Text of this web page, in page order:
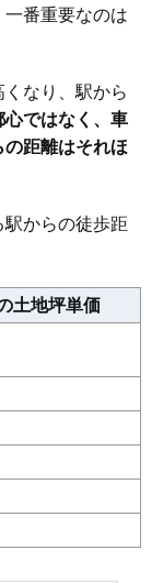
万円 6.6%
万円 20.5%
万円 11.2%
万円 12.1%
万円
番重要なのは
なり、駅から
心ではなく、車
距離はそれほ
からの徒歩距
土地坪単価